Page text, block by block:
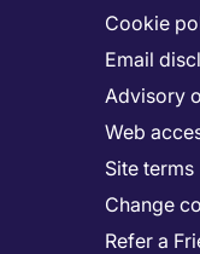
Cookie
Email
Advisory
Web
Site terms
Change
Refer a